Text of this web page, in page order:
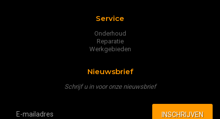
Service
Onderhoud
Reparatie
Werkgebieden
Nieuwsbrief
Schrijf u in voor onze nieuwsbrief